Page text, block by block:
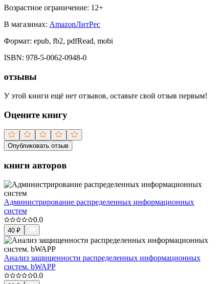
Возрастное ограничение: 12+
В магазинах: AmazonЛитРес
Формат: epub, fb2, pdfRead, mobi
ISBN: 978-5-0062-0948-0
отзывы
У этой книги ещё нет отзывов, оставьте свой отзыв первым!
Оцените книгу
Опубликовать отзыв
книги авторов
Администрирование распределенных информационных
систем
0.0
40 ₽
Анализ защищенности распределенных информационных
систем. bWAPP
0.0